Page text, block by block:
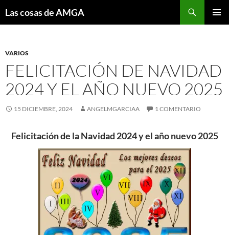
Las cosas de AMGA
VARIOS
FELICITACIÓN DE NAVIDAD
2024 Y EL AÑO NUEVO 2025
15 DICIEMBRE, 2024 ANGELMGARCIAA 1 COMENTARIO
Felicitación de la Navidad 2024 y el año nuevo 2025